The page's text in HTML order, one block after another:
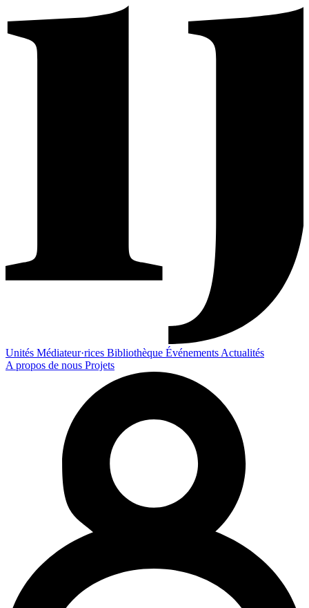
Unités Médiateur·rices Bibliothèque Événements Actualités
A propos de nous Projets